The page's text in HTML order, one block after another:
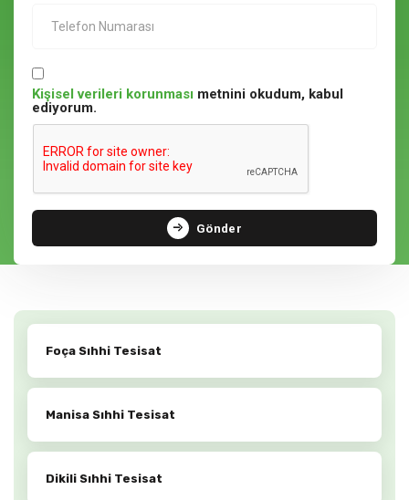
Kişisel verileri korunması metnini okudum, kabul
ediyorum.
Gönder
Foça Sıhhi Tesisat
Manisa Sıhhi Tesisat
Dikili Sıhhi Tesisat